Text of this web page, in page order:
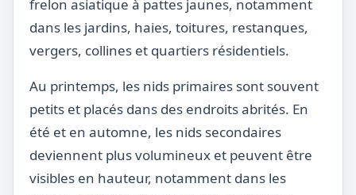
frelon asiatique à pattes jaunes, notamment
dans les jardins, haies, toitures, restanques,
vergers, collines et quartiers résidentiels.
Au printemps, les nids primaires sont souvent
petits et placés dans des endroits abrités. En
été et en automne, les nids secondaires
deviennent plus volumineux et peuvent être
visibles en hauteur, notamment dans les